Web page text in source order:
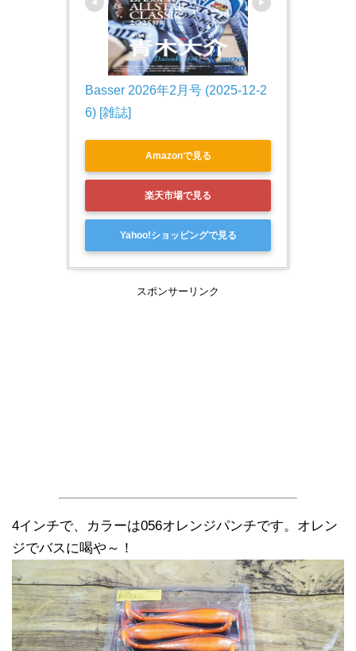
Basser 2026年2月号 (2025-12-2
6) [雑誌]
Amazonで見る
楽天市場で見る
Yahoo!ショッピングで見る
スポンサーリンク
4インチで、カラーは056オレンジパンチです。オレン
ジでバスに喝や～！